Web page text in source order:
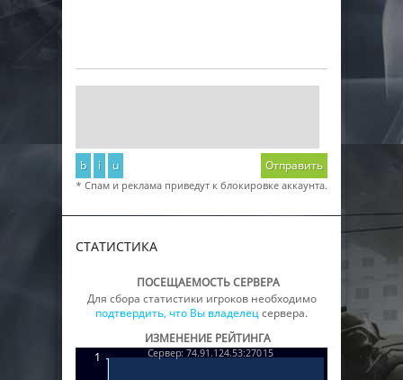
b i u Отправить
* Спам и реклама приведут к блокировке аккаунта.
СТАТИСТИКА
ПОСЕЩАЕМОСТЬ СЕРВЕРА
Для сбора статистики игроков необходимо
подтвердить, что Вы владелецсервера.
ИЗМЕНЕНИЕ РЕЙТИНГА